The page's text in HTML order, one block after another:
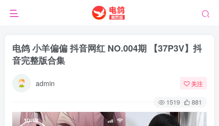
电鸽 小羊偏偏 抖音网红 NO.004期 【37P3V】抖
音完整版合集
admin 关注
1519 881